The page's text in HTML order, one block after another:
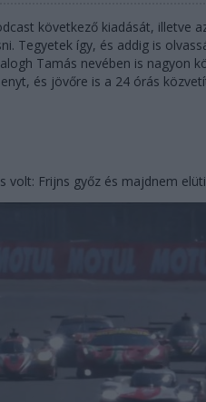
következő kiadását, illetve
Tegyetek így, és addig is
Tamás nevében is nagyon
és jövőre is a 24 órás
volt: Frijns győz és majdnem